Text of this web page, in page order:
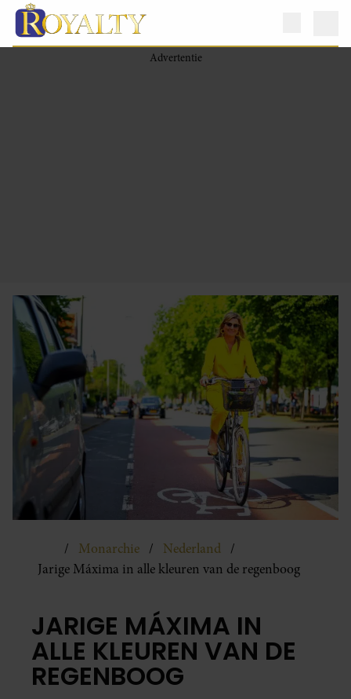
Monarchie
Nederland
Jarige Máxima in alle kleuren van de regenboog
JARIGE MÁXIMA IN
ALLE KLEUREN VAN DE
REGENBOOG